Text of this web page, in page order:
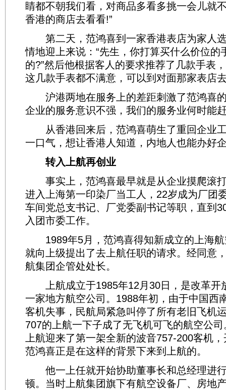
睛都不朝我们看，对商品多看多挑一会儿就
香港的商店去看看!”
第二天，范鸿喜到一家香港表店为家人
情地迎上来说：“先生，你打算买什么价位的
的?”然后他根据客人的要求推荐了几款手表
这几款手表都不满意，可以到对面那家表店
沪港两地在服务上的差距刺激了范鸿喜
企业的服务意识不强，我们的服务业何时能
从香港回来后，范鸿喜萌生了重回企业
一口气，想让香港人知道，内地人也能办好
转入上航再创业
事实上，范鸿喜最早就是从企业摸爬滚
进入上海第一印染厂当工人，22岁成为厂团
车间党总支书记、厂党委副书记等职，直到
入团市委工作。
1989年5月，范鸿喜得知新成立的上海航
就向上级提出了去上航任职的请求。经同意
航集团企管处处长。
上航成立于1985年12月30日，是改革开
一家地方航空公司。1988年初，由于中国西
客机失事，民航局紧急叫停了所有老旧飞机
707的上航一下子成了无飞机可飞的航空公
上航迎来了第一架全新的波音757-200客机
范鸿喜正是在这样的背景下来到上航的。
他一上任就开始协助董事长和总经理进
顿。当时上航集团旗下有航空设备厂、房地